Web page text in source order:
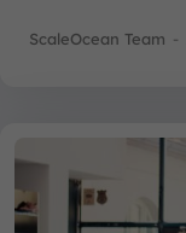
ScaleOcean Team -